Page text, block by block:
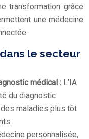
transformation grâce
une médecine
le secteur
médical : L’IA
du diagnostic
maladies plus tôt
personnalisée,